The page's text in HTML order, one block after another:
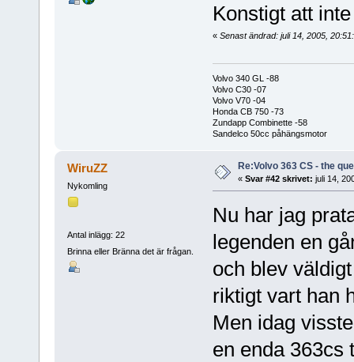
Konstigt att
« Senast ändrad: juli 14, 2005,
Volvo 340 GL -88
Volvo C30 -07
Volvo V70 -04
Honda CB 750 -73
Zundapp Combinette -58
Sandelco 50cc påhängsmotor
WiruZZ
Nykomling
Antal inlägg: 22
Brinna eller Bränna det är frågan.
Re:Volvo 363 CS - the
« Svar #42 skrivet: juli 14,
Nu har jag
legenden en
och blev
riktigt vart han
Men idag
en enda 363cs